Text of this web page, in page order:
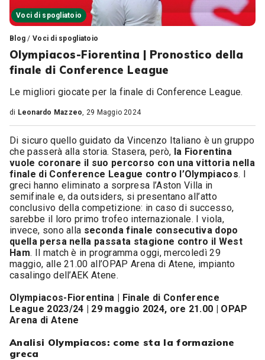
Voci di spogliatoio
Blog / Voci di spogliatoio
Olympiacos-Fiorentina | Pronostico della
finale di Conference League
Le migliori giocate per la finale di Conference League.
di Leonardo Mazzeo, 29 Maggio 2024
Di sicuro quello guidato da Vincenzo Italiano è un gruppo
che passerà alla storia. Stasera, però, la Fiorentina
vuole coronare il suo percorso con una vittoria nella
finale di Conference League contro l’Olympiacos. I
greci hanno eliminato a sorpresa l’Aston Villa in
semifinale e, da outsiders, si presentano all’atto
conclusivo della competizione: in caso di successo,
sarebbe il loro primo trofeo internazionale. I viola,
invece, sono alla seconda finale consecutiva dopo
quella persa nella passata stagione contro il West
Ham. Il match è in programma oggi, mercoledì 29
maggio, alle 21.00 all’OPAP Arena di Atene, impianto
casalingo dell’AEK Atene.
Olympiacos-Fiorentina | Finale di Conference
League 2023/24 | 29 maggio 2024, ore 21.00 | OPAP
Arena di Atene
Analisi Olympiacos: come sta la formazione
greca